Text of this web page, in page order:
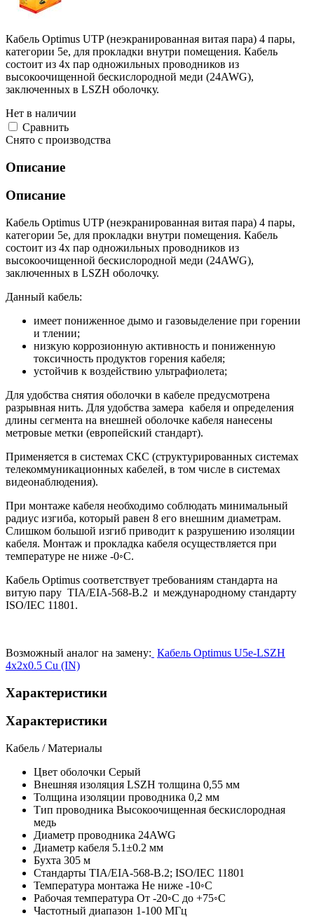
Кабель Optimus UTP (неэкранированная витая пара) 4 пары,
категории 5e, для прокладки внутри помещения. Кабель
состоит из 4х пар одножильных проводников из
высокоочищенной бескислородной меди (24AWG),
заключенных в LSZH оболочку.
Нет в наличии
Cравнить
Снято с производства
Описание
Описание
Кабель Optimus UTP (неэкранированная витая пара) 4 пары,
категории 5e, для прокладки внутри помещения. Кабель
состоит из 4х пар одножильных проводников из
высокоочищенной бескислородной меди (24AWG),
заключенных в LSZH оболочку.
Данный кабель:
имеет пониженное дымо и газовыделение при горении
и тлении;
низкую коррозионную активность и пониженную
токсичность продуктов горения кабеля;
устойчив к воздействию ультрафиолета;
Для удобства снятия оболочки в кабеле предусмотрена
разрывная нить. Для удобства замера кабеля и определения
длины сегмента на внешней оболочке кабеля нанесены
метровые метки (европейский стандарт).
Применяется в системах СКС (структурированных системах
телекоммуникационных кабелей, в том числе в системах
видеонаблюдения).
При монтаже кабеля необходимо соблюдать минимальный
радиус изгиба, который равен 8 его внешним диаметрам.
Слишком большой изгиб приводит к разрушению изоляции
кабеля. Монтаж и прокладка кабеля осуществляется при
температуре не ниже -0◦С.
Кабель Optimus соответствует требованиям стандарта на
витую пару TIA/EIA-568-B.2 и международному стандарту
ISO/IEC 11801.
Возможный аналог на замену: Кабель Optimus U5e-LSZH
4x2x0.5 Cu (IN)
Характеристики
Характеристики
Кабель / Материалы
Цвет оболочки Серый
Внешняя изоляция LSZH толщина 0,55 мм
Толщина изоляции проводника 0,2 мм
Тип проводника Высокоочищенная бескислородная
медь
Диаметр проводника 24AWG
Диаметр кабеля 5.1±0.2 мм
Бухта 305 м
Стандарты TIA/EIA-568-B.2; ISO/IEC 11801
Температура монтажа Не ниже -10◦С
Рабочая температура От -20◦С до +75◦С
Частотный диапазон 1-100 МГц